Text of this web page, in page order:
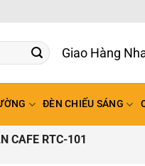
Giao Hàng
ĐÈN CHIẾU SÁNG
CAFE RTC-101